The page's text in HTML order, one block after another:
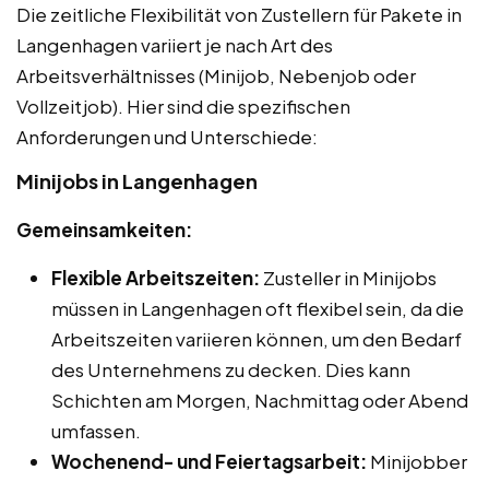
Die zeitliche Flexibilität von Zustellern für Pakete in
Langenhagen variiert je nach Art des
Arbeitsverhältnisses (Minijob, Nebenjob oder
Vollzeitjob). Hier sind die spezifischen
Anforderungen und Unterschiede:
Minijobs in Langenhagen
Gemeinsamkeiten:
Flexible Arbeitszeiten: Zusteller in Minijobs
müssen in Langenhagen oft flexibel sein, da die
Arbeitszeiten variieren können, um den Bedarf
des Unternehmens zu decken. Dies kann
Schichten am Morgen, Nachmittag oder Abend
umfassen.
Wochenend- und Feiertagsarbeit: Minijobber